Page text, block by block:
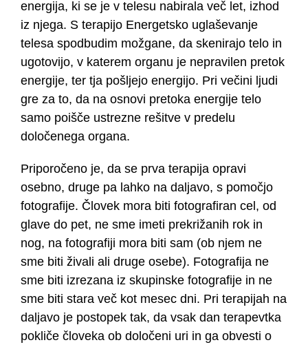
energija, ki se je v telesu nabirala več let, izhod
iz njega. S terapijo Energetsko uglaševanje
telesa spodbudim možgane, da skenirajo telo in
ugotovijo, v katerem organu je nepravilen pretok
energije, ter tja pošljejo energijo. Pri večini ljudi
gre za to, da na osnovi pretoka energije telo
samo poišče ustrezne rešitve v predelu
določenega organa.
Priporočeno je, da se prva terapija opravi
osebno, druge pa lahko na daljavo, s pomočjo
fotografije. Človek mora biti fotografiran cel, od
glave do pet, ne sme imeti prekrižanih rok in
nog, na fotografiji mora biti sam (ob njem ne
sme biti živali ali druge osebe). Fotografija ne
sme biti izrezana iz skupinske fotografije in ne
sme biti stara več kot mesec dni. Pri terapijah na
daljavo je postopek tak, da vsak dan terapevtka
pokliče človeka ob določeni uri in ga obvesti o